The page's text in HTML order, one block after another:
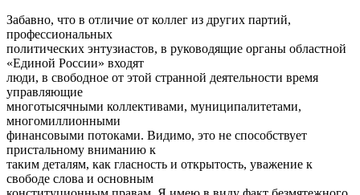
Забавно, что в отличие от коллег из других партий,
профессиональных
политических энтузиастов, в руководящие органы областной
«Единой России» входят
люди, в свободное от этой странной деятельности время
управляющие
многотысячными коллективами, муниципалитетами,
многомиллионными
финансовыми потоками. Видимо, это не способствует
пристальному вниманию к
таким деталям, как гласность и открытость, уважение к
свободе слова и основным